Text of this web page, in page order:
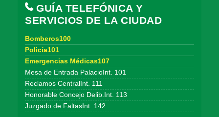
GUÍA TELEFÓNICA Y
SERVICIOS DE LA CIUDAD
Bomberos100
Policía101
Emergencias Médicas107
Mesa de Entrada PalacioInt. 101
Reclamos CentralInt. 111
Honorable Concejo Delib.Int. 113
Juzgado de FaltasInt. 142